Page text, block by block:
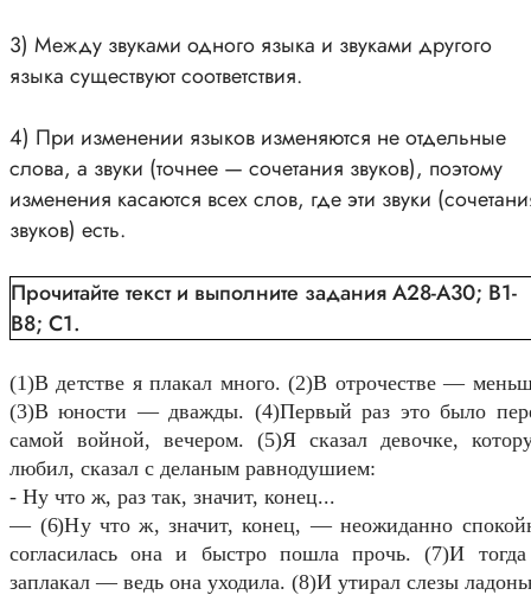
3) Между звуками одного языка и звуками другого
языка существуют соответствия.
4) При изменении языков изменяются не отдельные
слова, а звуки (точнее — сочетания звуков), поэтому
изменения касаются всех слов, где эти звуки
звуков) есть.
Прочитайте текст и выполните задания А28-А30; В1-
В8; С1.
(1)В детстве я плакал много. (2)В отрочестве —
(3)В юности — дважды. (4)Первый раз это было
самой войной, вечером. (5)Я сказал девочке,
любил, сказал с деланым равнодушием:
- Ну что ж, раз так, значит, конец...
— (6)Ну что ж, значит, конец, — неожиданно
согласилась она и быстро пошла прочь. (7)И
заплакал — ведь она уходила. (8)И утирал слезы